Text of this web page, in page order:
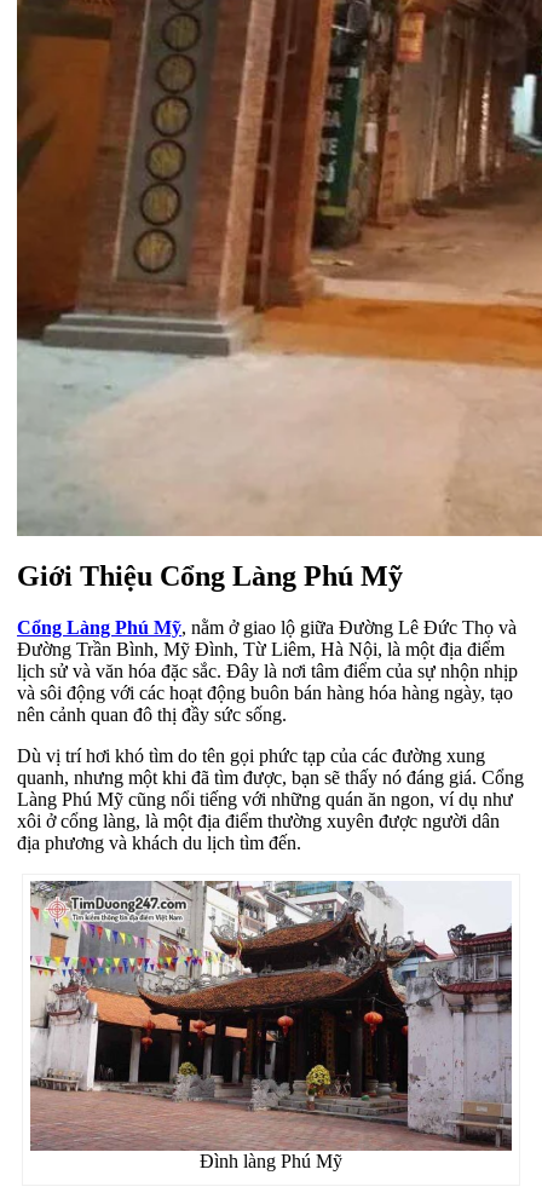
Giới Thiệu Cổng Làng Phú Mỹ
Cổng Làng Phú Mỹ, nằm ở giao lộ giữa Đường Lê Đức Thọ và
Đường Trần Bình, Mỹ Đình, Từ Liêm, Hà Nội, là một địa điểm
lịch sử và văn hóa đặc sắc. Đây là nơi tâm điểm của sự nhộn nhịp
và sôi động với các hoạt động buôn bán hàng hóa hàng ngày, tạo
nên cảnh quan đô thị đầy sức sống.
Dù vị trí hơi khó tìm do tên gọi phức tạp của các đường xung
quanh, nhưng một khi đã tìm được, bạn sẽ thấy nó đáng giá. Cổng
Làng Phú Mỹ cũng nổi tiếng với những quán ăn ngon, ví dụ như
xôi ở cổng làng, là một địa điểm thường xuyên được người dân
địa phương và khách du lịch tìm đến.
Đình làng Phú Mỹ